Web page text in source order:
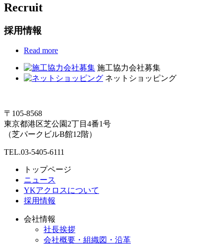
Recruit
採用情報
Read more
施工協力会社募集
ネットショッピング
〒105-8568
東京都港区芝公園2丁目4番1号
（芝パークビルB館12階）
TEL.03-5405-6111
トップページ
ニュース
YKアクロスについて
採用情報
会社情報
社長挨拶
会社概要・組織図・沿革